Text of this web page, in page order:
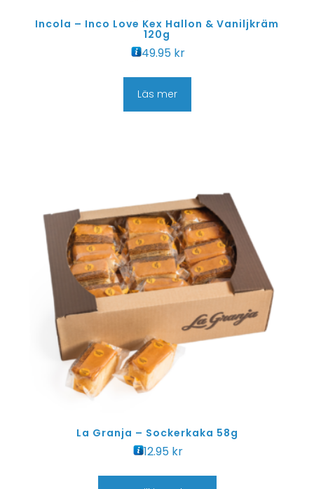
Incola – Inco Love Kex Hallon & Vaniljkräm
120g
49.95 kr
Läs mer
La Granja – Sockerkaka 58g
12.95 kr